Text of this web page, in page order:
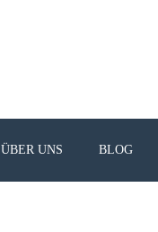
ÜBER UNS BLOG